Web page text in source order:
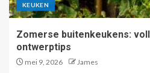
KEUKEN
Zomerse buitenkeukens:
ontwerptips
mei 9, 2026 James